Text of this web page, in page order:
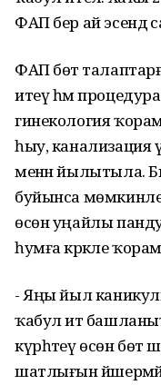
ФАП бер ай эсендә
ФАП бөтә
итеү һәм
гинекология
һыу, канализация
менән йылытыла.
буйынса
өсөн уңайлы
һумға кәрәкле
- Яңы йыл
ҡабул итә
күрһәтеү өсөн
шатлығын